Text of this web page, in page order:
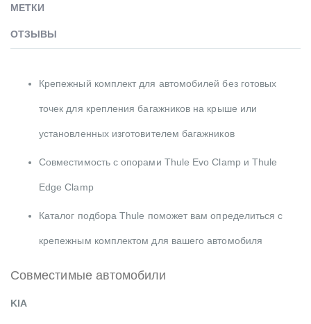
МЕТКИ
ОТЗЫВЫ
Крепежный комплект для автомобилей без готовых
точек для крепления багажников на крыше или
установленных изготовителем багажников
Совместимость с опорами Thule Evo Clamp и Thule
Edge Clamp
Каталог подбора Thule поможет вам определиться с
крепежным комплектом для вашего автомобиля
Совместимые автомобили
KIA